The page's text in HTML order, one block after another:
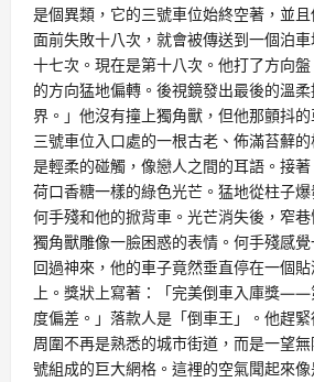
是個異類，它的三號車位始終空著，並
面前失敗十八次，就會被傳送到一個泊
十七次。現在是第十八次。他打了方向
的方向猛地偏轉。後視鏡發出最後的溫
界。」他沒有撞上獨角獸，但他那顫抖
三號車位入口處的一根古老、佈滿苔蘚
是輕柔的碰觸，像戀人之間的耳語。接
荷口香糖一樣的綠色光芒。猛地從柱子
何手殘和他的掀背車。光芒消失後，窄
獨角獸雕像一臉困惑的表情。何手殘感
回過神來，他的車子竟然垂直停在一個
上。獎狀上寫著：「完美倒車入庫獎
度偏差。」落款人是「倒車王」。他趕
周圍不再是熟悉的城市街道，而是一望
號組成的巨大網格。這裡的空氣聞起來